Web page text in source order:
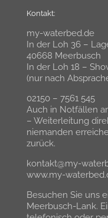
Kontakt:
my-waterbed.de
In der Loh 36 –
40668 Meerbusch
In der Loh 18 –
(nur nach
02150 – 7561 545
Auch in Notfällen
– Weiterleitung
niemanden
zurück.
kontakt@my-
www.my-
Besuchen Sie uns
Meerbusch-Lank.